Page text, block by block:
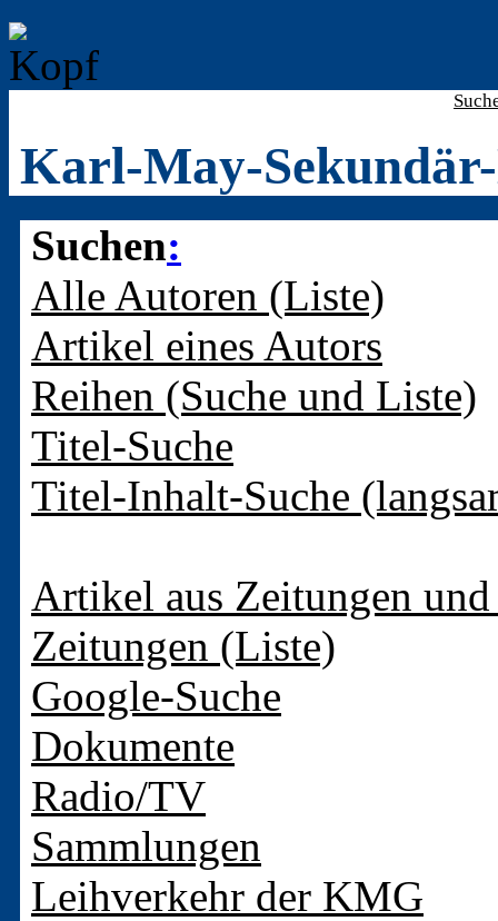
Karl-May-
Suchen:
Alle Autoren (Liste)
Artikel eines Autors
Reihen (Suche und Liste)
Titel-Suche
Titel-Inhalt-Suche
Artikel aus Zeitungen
Zeitungen (Liste)
Google-Suche
Dokumente
Radio/TV
Sammlungen
Leihverkehr der KMG